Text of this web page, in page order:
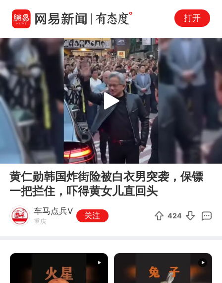
打开
00:00
Play
黄仁勋韩国炸街险被白衣男突袭，保镖
一把拦住，吓得黄女儿直回头
车马点兵V
重庆
关注 424